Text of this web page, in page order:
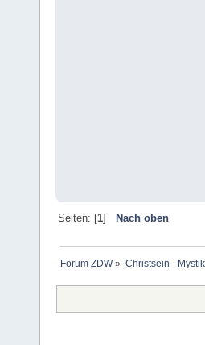
Seiten: [1] Nach oben
Forum ZDW» Christsein -